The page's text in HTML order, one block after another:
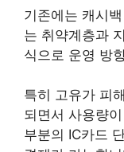
기존에는 캐시
는 취약계층과
식으로 운영 방
특히 고유가 피
되면서 사용량
부분의 IC카드